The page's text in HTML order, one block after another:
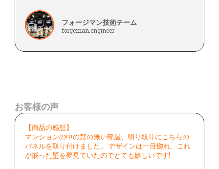
フォージマン技術チーム
forgeman.engineer
お客様の声
【商品の感想】
マンションの中の窓の無い部屋、明り取りにこちらの
パネルを取り付けました。 デザインは一目惚れ、これ
が嵌った壁を夢見ていたのでとても嬉しいです!